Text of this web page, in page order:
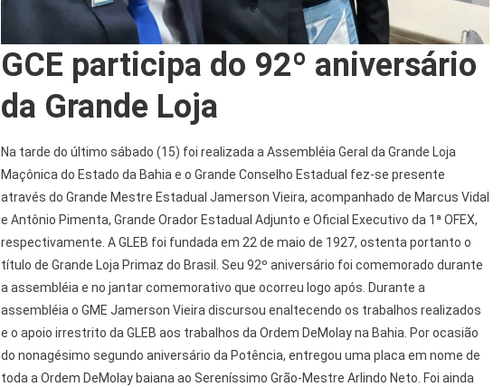
GCE participa do 92º aniversário
da Grande Loja
Na tarde do último sábado (15) foi realizada a Assembléia Geral da Grande Loja
Maçônica do Estado da Bahia e o Grande Conselho Estadual fez-se presente
através do Grande Mestre Estadual Jamerson Vieira, acompanhado de Marcus Vidal
e Antônio Pimenta, Grande Orador Estadual Adjunto e Oficial Executivo da 1ª OFEX,
respectivamente. A GLEB foi fundada em 22 de maio de 1927, ostenta portanto o
título de Grande Loja Primaz do Brasil. Seu 92º aniversário foi comemorado durante
a assembléia e no jantar comemorativo que ocorreu logo após. Durante a
assembléia o GME Jamerson Vieira discursou enaltecendo os trabalhos realizados
e o apoio irrestrito da GLEB aos trabalhos da Ordem DeMolay na Bahia. Por ocasião
do nonagésimo segundo aniversário da Potência, entregou uma placa em nome de
toda a Ordem DeMolay baiana ao Sereníssimo Grão-Mestre Arlindo Neto. Foi ainda